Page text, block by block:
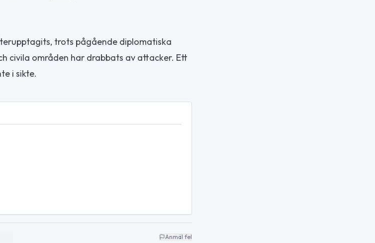
trots pågående diplomatiska
civila områden har drabbats av attacker. Ett
i sikte.
Anmäl fel